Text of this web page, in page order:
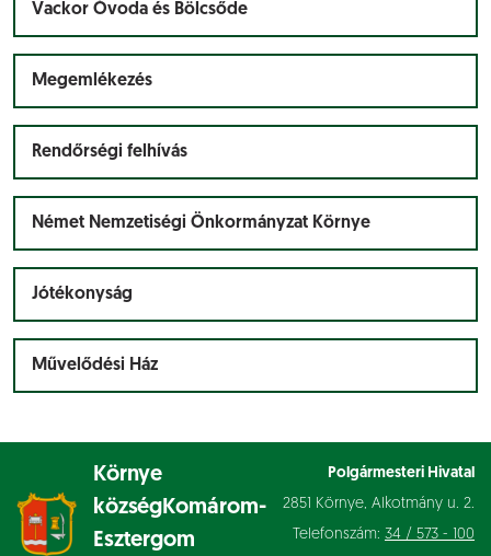
Vackor Óvoda és Bölcsőde
Megemlékezés
Rendőrségi felhívás
Német Nemzetiségi Önkormányzat Környe
Jótékonyság
Művelődési Ház
Környe
községKomárom-
Esztergom
Polgármesteri Hivatal
2851 Környe, Alkotmány u. 2.
Telefonszám: 34 / 573 - 100